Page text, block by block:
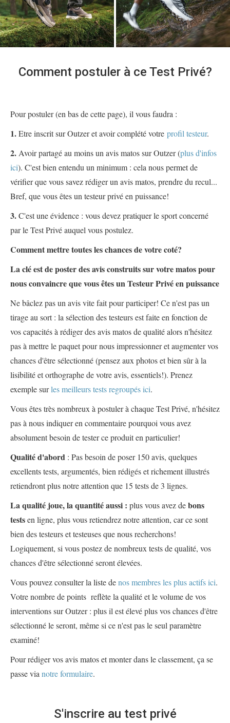
Comment postuler à ce Test Privé?
Pour postuler (en bas de cette page), il vous faudra :
1.Etre inscrit sur Outzer et avoir complété votre profil testeur.
2. Avoir partagé au moins un avis matos sur Outzer (plus d'infos
ici). C'est bien entendu un minimum : cela nous permet de
vérifier que vous savez rédiger un avis matos, prendre du recul...
Bref, que vous êtes un testeur privé en puissance!
3.C'est une évidence : vous devez pratiquer le sport concerné
par le Test Privé auquel vous postulez.
Comment mettre toutes les chances de votre coté?
La clé est de poster des avis construits sur votre matos pour
nous convaincre que vous êtes un Testeur Privé en puissance
Ne bâclez pas un avis vite fait pour participer! Ce n'est pas un
tirage au sort : la sélection des testeurs est faite en fonction de
vos capacités à rédiger des avis matos de qualité alors n'hésitez
pas à mettre le paquet pour nous impressionner et augmenter vos
chances d'être sélectionné (pensez aux photos et bien sûr à la
lisibilité et orthographe de votre avis, essentiels!). Prenez
exemple surles meilleurs tests regroupés ici.
Vous êtes très nombreux à postuler à chaque Test Privé, n'hésitez
pas à nous indiquer en commentaire pourquoi vous avez
absolument besoin de tester ce produit en particulier!
Qualité d'abord : Pas besoin de poser 150 avis, quelques
excellents tests, argumentés, bien rédigés et richement illustrés
retiendront plus notre attention que 15 tests de 3 lignes.
La qualité joue, la quantité aussi : plus vous avez debons
testsen ligne, plus vous retiendrez notre attention, car ce sont
bien des testeurs et testeuses que nous recherchons!
Logiquement, si vous postez de nombreux tests de qualité, vos
chances d'être sélectionné seront élevées.
Vous pouvez consulter la liste denos membres les plus actifs ici.
Votre nombre de points reflète la qualité et le volume de vos
interventions sur Outzer : plus il est élevé plus vos chances d'être
sélectionné le seront, même si ce n'est pas le seul paramètre
examiné!
Pour rédiger vos avis matos et monter dans le classement, ça se
passe via notre formulaire.
S'inscrire au test privé